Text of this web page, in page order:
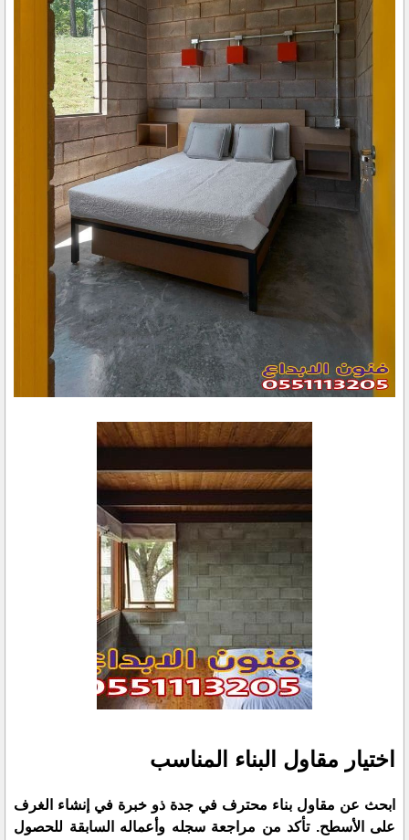
اختيار مقاول البناء المناسب
ابحث عن مقاول بناء محترف في جدة ذو خبرة في إنشاء الغرف
على الأسطح. تأكد من مراجعة سجله وأعماله السابقة للحصول